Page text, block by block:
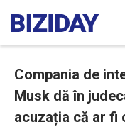
Compania de
Musk dă în
acuzația că ar fi